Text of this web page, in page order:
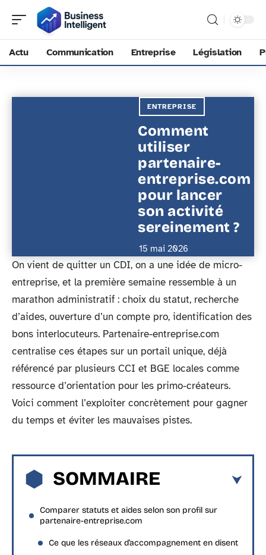
Actu Communication Entreprise Législation
ENTREPRISE
Comment
utiliser
partenaire-
entreprise.com
pour lancer
son activité
sereinement ?
15 mai 2026
On vient de quitter un CDI, on a une idée de micro-
entreprise, et la première semaine ressemble à un
marathon administratif : choix du statut, recherche
d’aides, ouverture d’un compte pro, identification des
bons interlocuteurs. Partenaire-entreprise.com
centralise ces étapes sur un portail unique, déjà
référencé par plusieurs CCI et BGE locales comme
ressource d’orientation pour les primo-créateurs.
Voici comment l’exploiter concrètement pour gagner
du temps et éviter les mauvaises pistes.
SOMMAIRE
Comparer statuts et aides selon son profil sur
partenaire-entreprise.com
Ce que les réseaux d’accompagnement en disent